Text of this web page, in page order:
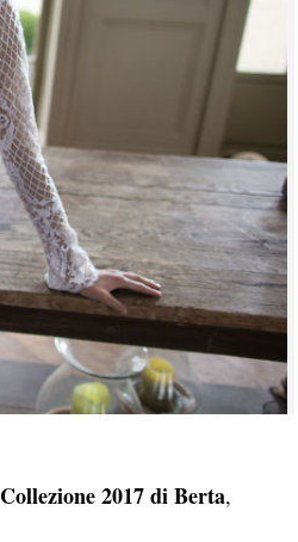
Collezione 2017 di Berta,